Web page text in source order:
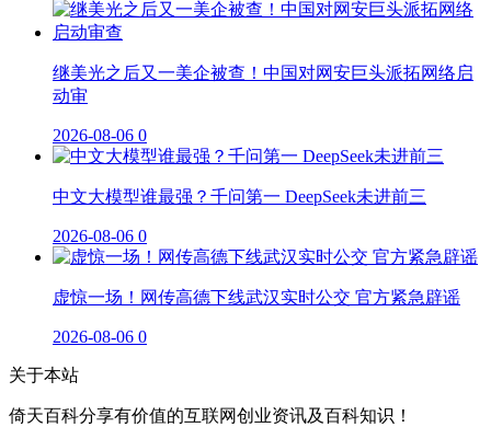
继美光之后又一美企被查！中国对网安巨头派拓网络启
动审
2026-08-06 0
中文大模型谁最强？千问第一 DeepSeek未进前三
2026-08-06 0
虚惊一场！网传高德下线武汉实时公交 官方紧急辟谣
2026-08-06 0
关于本站
倚天百科分享有价值的互联网创业资讯及百科知识！